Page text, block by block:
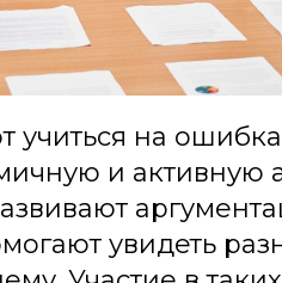
на
и активную
увидеть